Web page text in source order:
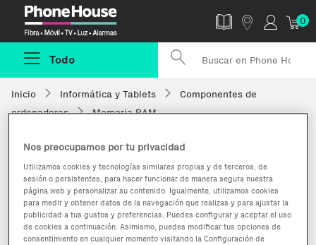
0
Todo
Inicio Informática y Tablets
Componentes de
ordenadores
Memoria RAM
Nos preocupamos por tu privacidad
Utilizamos cookies y tecnologías similares propias y de terceros, de
sesión o persistentes, para hacer funcionar de manera segura nuestra
página web y personalizar su contenido. Igualmente, utilizamos cookies
para medir y obtener datos de la navegación que realizas y para ajustar la
publicidad a tus gustos y preferencias. Puedes configurar y aceptar el uso
de cookies a continuación. Asimismo, puedes modificar tus opciones de
consentimiento en cualquier momento visitando la Configuración de